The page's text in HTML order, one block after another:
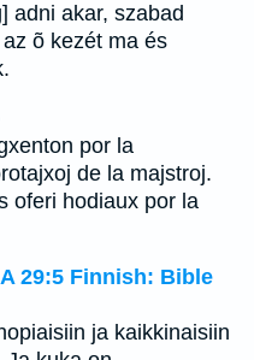
adni akar, szabad
õ kezét ma és
por la
de la majstroj.
oferi hodiaux por la
29:5 Finnish: Bible
ja kaikkinaisiin